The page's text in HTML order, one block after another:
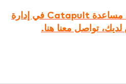
لمعرفة المزيد حول كيفية مساعدة Catapult في إدارة
لديك، تواصل معنا هنا.